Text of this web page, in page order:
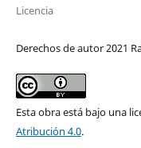
Licencia
Derechos de autor 2021
Esta obra está bajo una
Atribución 4.0.